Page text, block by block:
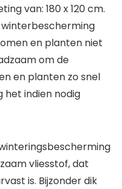
van: 180 x 120 cm.
winterbescherming
en planten niet
om de
en planten zo snel
het indien nodig
vliesstof, dat
is. Bijzonder dik